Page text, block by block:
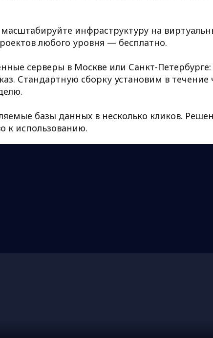
инфраструктуру на
любого уровня — бесплатно.
серверы в Москве или Санкт-Петербурге:
Стандартную сборку установим в течение
базы данных в несколько кликов.
к использованию.